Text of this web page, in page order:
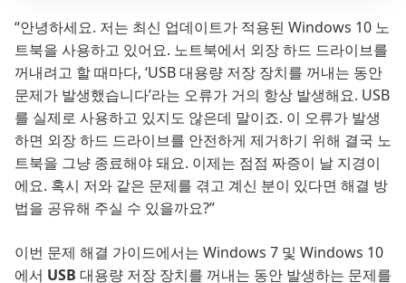
“안녕하세요. 저는 최신 업데이트가 적용된 Windows 10 노
트북을 사용하고 있어요. 노트북에서 외장 하드 드라이브를
꺼내려고 할 때마다, ‘USB 대용량 저장 장치를 꺼내는 동안
문제가 발생했습니다’라는 오류가 거의 항상 발생해요. USB
를 실제로 사용하고 있지도 않은데 말이죠. 이 오류가 발생
하면 외장 하드 드라이브를 안전하게 제거하기 위해 결국 노
트북을 그냥 종료해야 돼요. 이제는 점점 짜증이 날 지경이
에요. 혹시 저와 같은 문제를 겪고 계신 분이 있다면 해결 방
법을 공유해 주실 수 있을까요?”
이번 문제 해결 가이드에서는 Windows 7 및 Windows 10
에서 USB 대용량 저장 장치를 꺼내는 동안 발생하는 문제를